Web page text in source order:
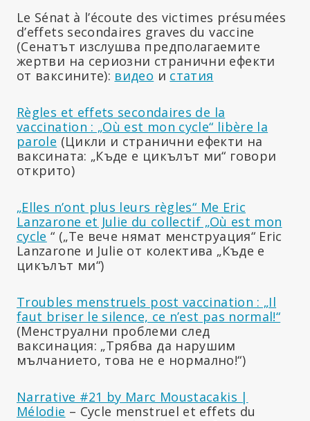
Le Sénat à l’écoute des victimes présumées
d’effets secondaires graves du vaccine
(Сенатът изслушва предполагаемите
жертви на сериозни странични ефекти
от ваксините): видео и статия
Règles et effets secondaires de la
vaccination : „Où est mon cycle“ libère la
parole (Цикли и странични ефекти на
ваксината: „Къде е цикълът ми“ говори
открито)
„Elles n’ont plus leurs règles“ Me Eric
Lanzarone et Julie du collectif „Où est mon
cycle “ („Те вече нямат менструация“ Eric
Lanzarone и Julie от колектива „Къде е
цикълът ми“)
Troubles menstruels post vaccination : „Il
faut briser le silence, ce n’est pas normal!“
(Менструални проблеми след
ваксинация: „Трябва да нарушим
мълчанието, това не е нормално!“)
Narrative #21 by Marc Moustacakis |
Mélodie – Cycle menstruel et effets du